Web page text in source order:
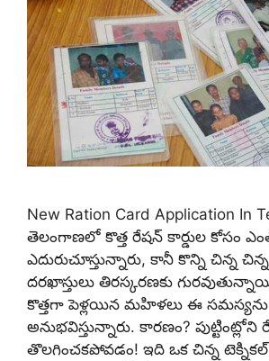
New Ration Card Application In
తెలంగాణలో కొత్త రేషన్ కార్డుల కోసం
ఎదురుచూస్తున్నారు, కానీ కొన్ని చిన్న
దరఖాస్తులు తిరస్కరణకు
కొత్తగా పెళ్లయిన మహిళలు ఈ సమస్యను
అనుభవిస్తున్నారు. కారణం? పుట్టింట్లోని
తొలగించకపోవడం! ఇది ఒక చిన్న